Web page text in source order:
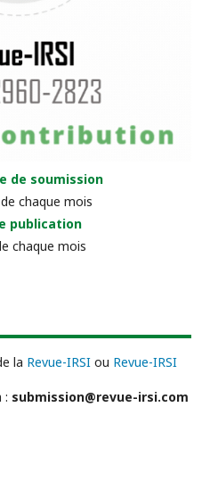
de soumission
chaque mois
publication
chaque mois
la Revue-IRSI ou Revue-IRSI
: submission@revue-irsi.com